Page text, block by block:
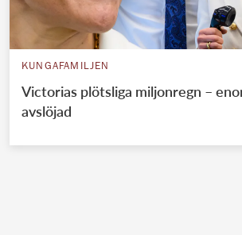
KUNGAFAMILJEN
Victorias plötsliga miljonregn –
avslöjad